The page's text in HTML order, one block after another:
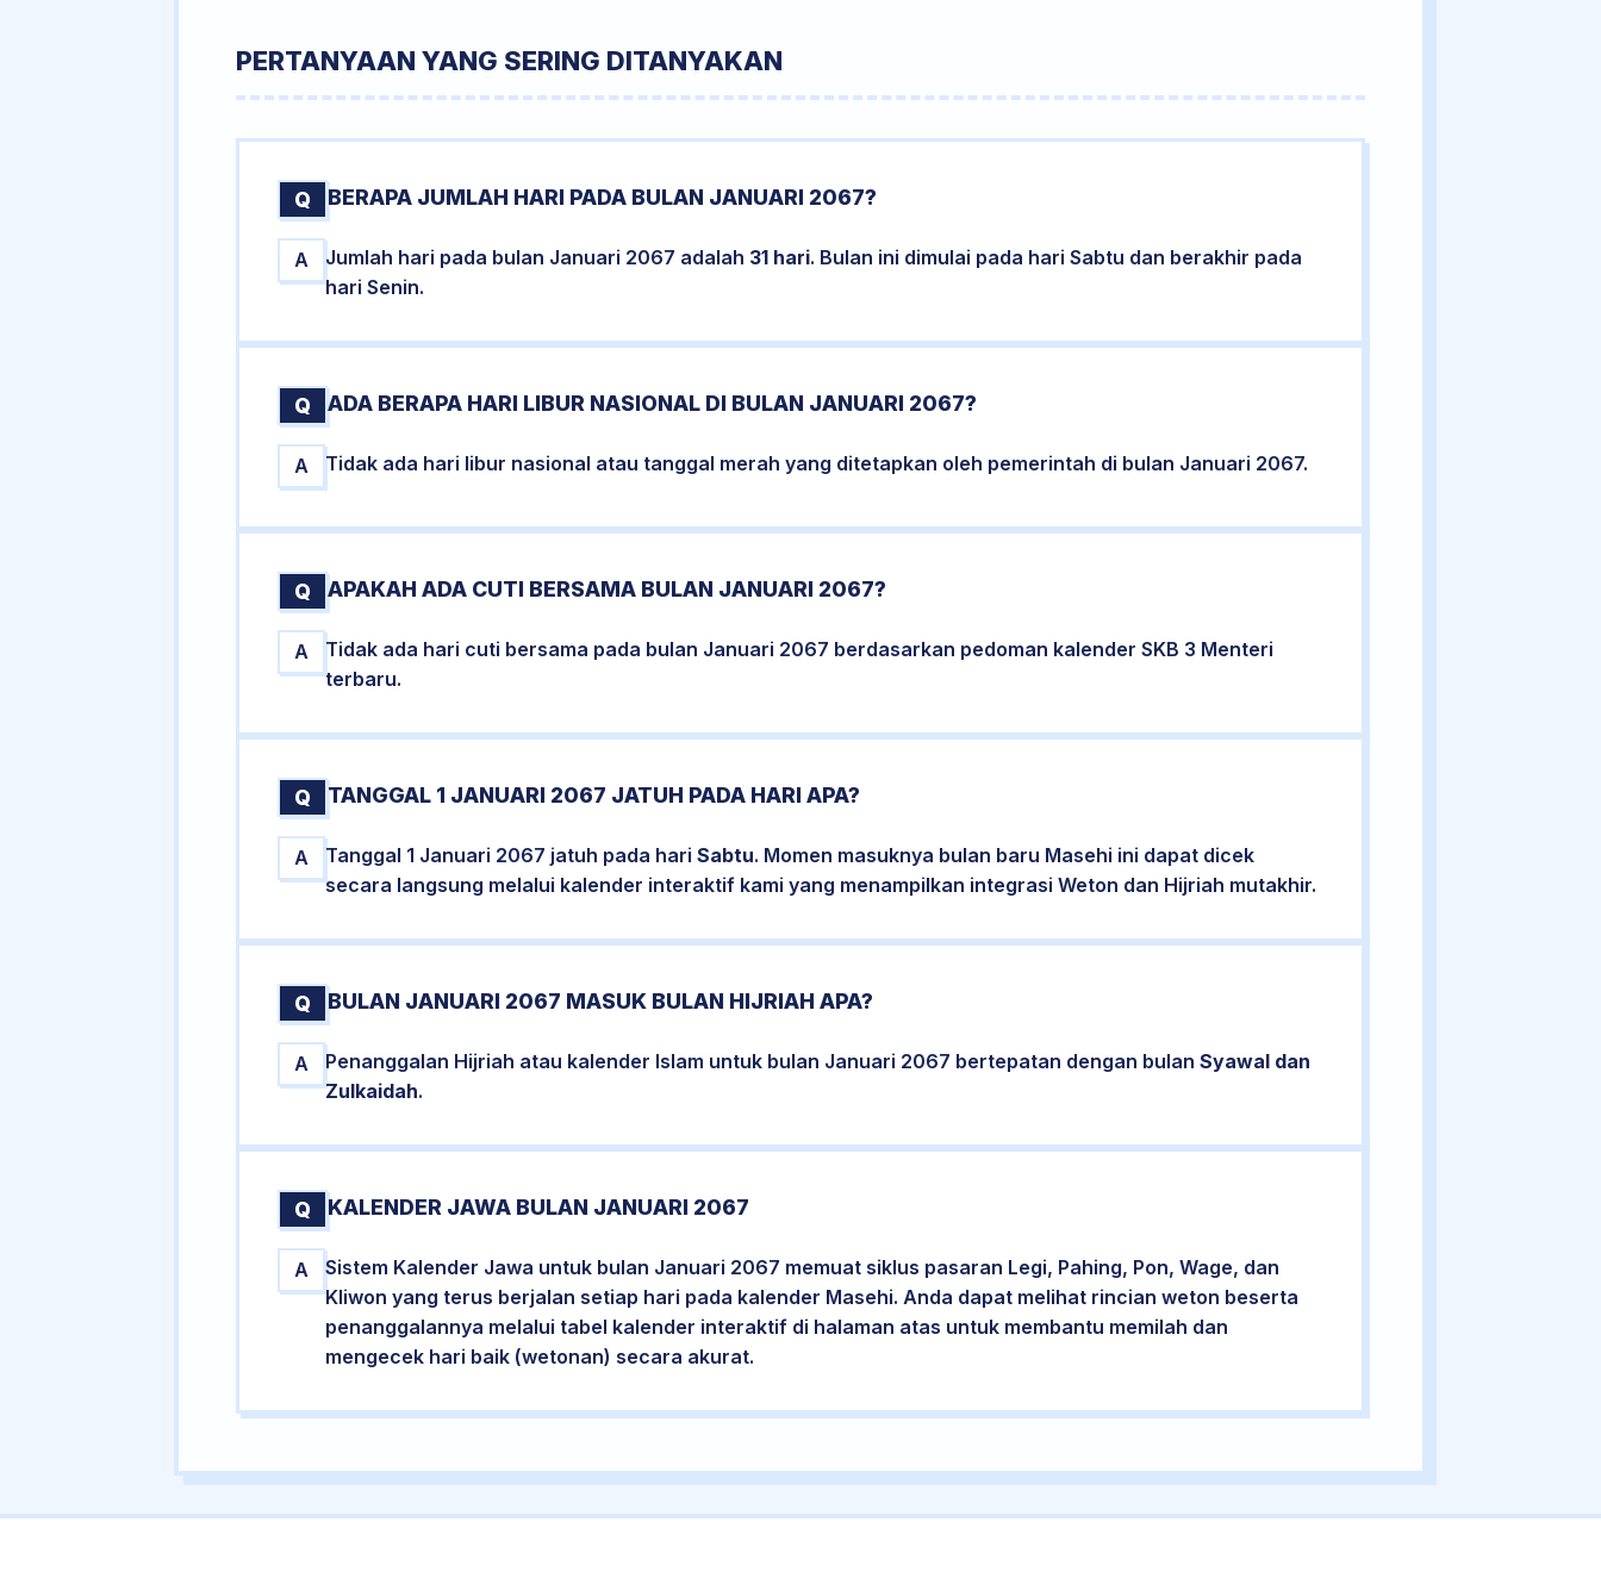
PERTANYAAN YANG SERING DITANYAKAN
Q BERAPA JUMLAH HARI PADA BULAN JANUARI 2067?
A Jumlah hari pada bulan Januari 2067 adalah 31 hari. Bulan ini dimulai pada hari Sabtu dan berakhir pada
hari Senin.
Q ADA BERAPA HARI LIBUR NASIONAL DI BULAN JANUARI 2067?
A Tidak ada hari libur nasional atau tanggal merah yang ditetapkan oleh pemerintah di bulan Januari 2067.
Q APAKAH ADA CUTI BERSAMA BULAN JANUARI 2067?
A
Tidak ada hari cuti bersama pada bulan Januari 2067 berdasarkan pedoman kalender SKB 3 Menteri
terbaru.
Q TANGGAL 1 JANUARI 2067 JATUH PADA HARI APA?
A Tanggal 1 Januari 2067 jatuh pada hari Sabtu. Momen masuknya bulan baru Masehi ini dapat dicek
secara langsung melalui kalender interaktif kami yang menampilkan integrasi Weton dan Hijriah mutakhir.
Q BULAN JANUARI 2067 MASUK BULAN HIJRIAH APA?
A Penanggalan Hijriah atau kalender Islam untuk bulan Januari 2067 bertepatan dengan bulan Syawal dan
Zulkaidah.
Q KALENDER JAWA BULAN JANUARI 2067
A
Sistem Kalender Jawa untuk bulan Januari 2067 memuat siklus pasaran Legi, Pahing, Pon, Wage, dan
Kliwon yang terus berjalan setiap hari pada kalender Masehi. Anda dapat melihat rincian weton beserta
penanggalannya melalui tabel kalender interaktif di halaman atas untuk membantu memilah dan
mengecek hari baik (wetonan) secara akurat.